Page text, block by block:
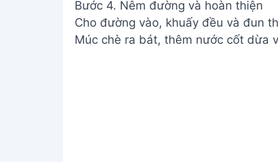
Lưu ý
Nên chọn bí đỏ già, càng dài càng
Nếu thích ăn chè bí đỏ không cần